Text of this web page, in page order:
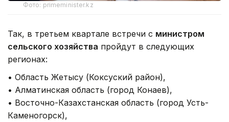
Фото: primeminister.kz
Так, в третьем квартале встречи с министром
сельского хозяйства пройдут в следующих
регионах:
• Область Жетысу (Коксуский район),
• Алматинская область (город Конаев),
• Восточно-Казахстанская область (город Усть-
Каменогорск),